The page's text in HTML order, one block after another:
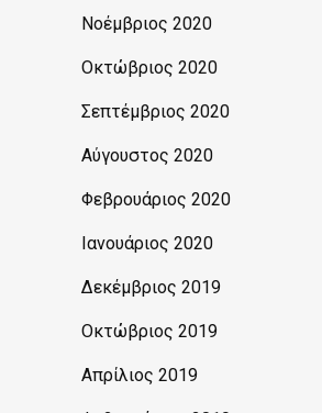
Νοέμβριος 2020
Οκτώβριος 2020
Σεπτέμβριος 2020
Αύγουστος 2020
Φεβρουάριος 2020
Ιανουάριος 2020
Δεκέμβριος 2019
Οκτώβριος 2019
Απρίλιος 2019